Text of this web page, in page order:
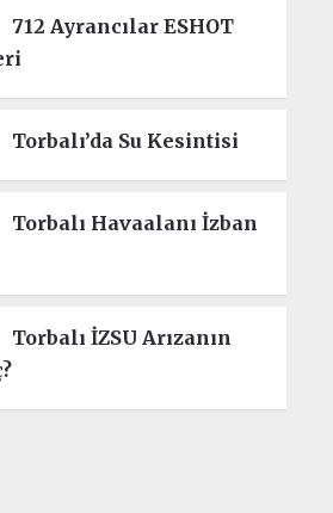
712 Ayrancılar ESHOT
Torbalı’da Su Kesintisi
Torbalı Havaalanı İzban
Torbalı İZSU Arızanın